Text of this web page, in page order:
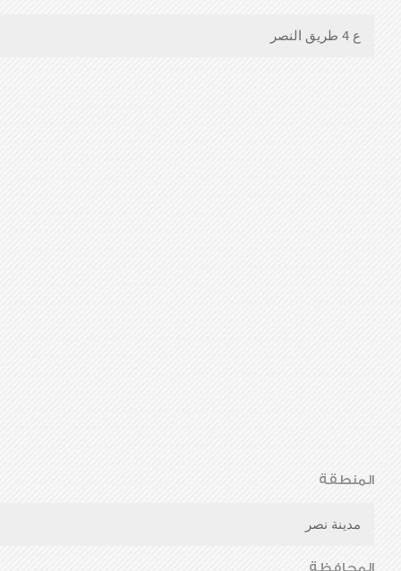
ع 4 طريق النصر
المنطقة
مدينة نصر
المحافظة